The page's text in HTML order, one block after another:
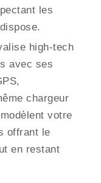
les
high-tech
avec ses
chargeur
votre
offrant le
en restant